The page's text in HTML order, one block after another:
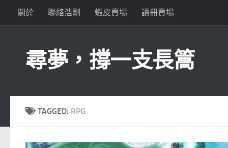
Skip to content
關於 聯絡浩剛 蝦皮賣場 讀冊賣場
尋夢，撐一支長篙
TAGGED: RPG